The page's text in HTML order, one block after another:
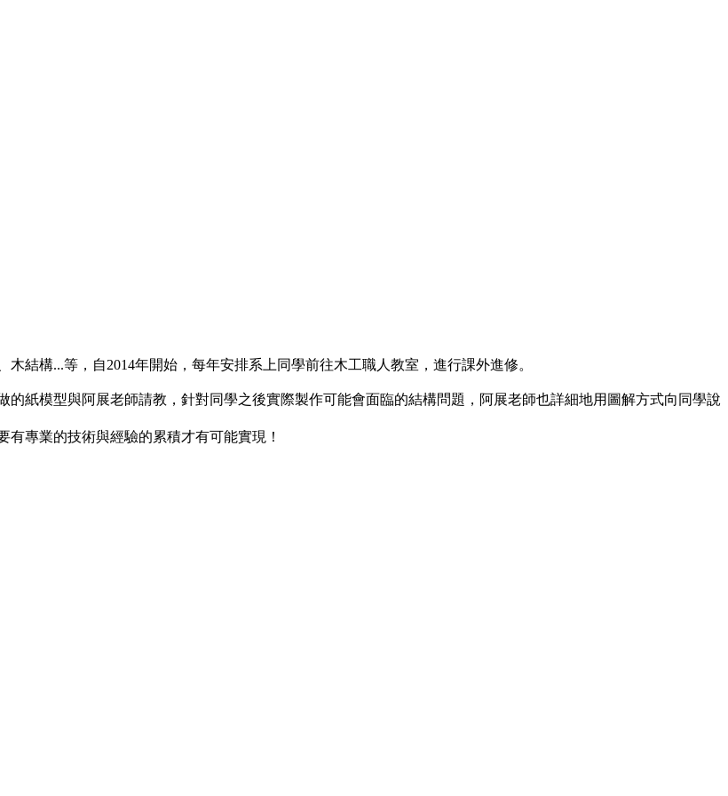
結構...等，自2014年開始，每年安排系上同學前往木工職人教室，進行課外進修。
紙模型與阿展老師請教，針對同學之後實際製作可能會面臨的結構問題，阿展老師也詳細地用圖解方式向同學說
專業的技術與經驗的累積才有可能實現！